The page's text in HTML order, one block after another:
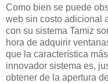
Como bien se puede
web sin costo adicional
con su sistema Tamiz
hora de adquirir
que la característica
innovador sistema es,
obtener de la apertura